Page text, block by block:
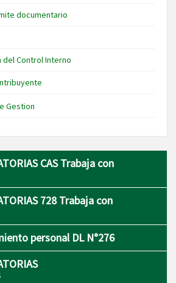
documentario
Control Interno
Gestion
CAS Trabaja con
728 Trabaja con
personal DL N°276